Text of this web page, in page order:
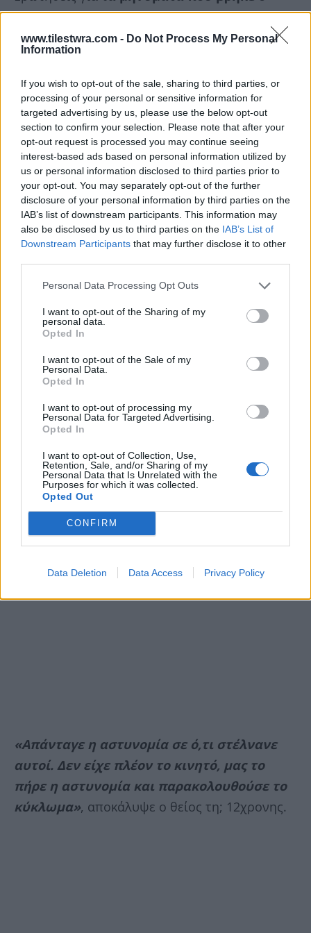
www.tilestwra.com - Do Not Process My Personal
Information
If you wish to opt-out of the sale, sharing to third parties, or
processing of your personal or sensitive information for
targeted advertising by us, please use the below opt-out
section to confirm your selection. Please note that after your
opt-out request is processed you may continue seeing
interest-based ads based on personal information utilized by
us or personal information disclosed to third parties prior to
your opt-out. You may separately opt-out of the further
disclosure of your personal information by third parties on the
IAB’s list of downstream participants. This information may
also be disclosed by us to third parties on the IAB’s List of
Downstream Participants that may further disclose it to other
Personal Data Processing Opt Outs
I want to opt-out of the Sharing of my
personal data.
Opted In
I want to opt-out of the Sale of my
Personal Data.
Opted In
I want to opt-out of processing my
Personal Data for Targeted Advertising.
Opted In
I want to opt-out of Collection, Use,
Retention, Sale, and/or Sharing of my
Personal Data that Is Unrelated with the
Purposes for which it was collected.
Opted Out
CONFIRM
Data Deletion Data Access Privacy Policy
ίδιος στο κινητό τηλέφωνο της 12χρονης,
απάντησε πως μεταξύ όσων είδε, είναι εκείνα
που έγραφαν
-Αγάπη μου…”,ότι στέλνουν σε μια μεγάλη
γυναίκα… “κανείς καλό σeξ;”. Μετά έστελνε
ένας παντρεμένος και μίλαγε και η γυναίκα του
μαζί! Το σηκώνω εγώ στο messenger, ακούω
μια γυναίκα. Λέει, “έλα, κορίτσι μου…”. Μόλις
ακούν εμένα, το έκλεισε κατευθείαν. Τους
απείλησα και αλλάξανε κατευθείαν… ανώμαλοι
όλοι».
Τις τρεις εβδομάδες που η αστυνομία
παρακολουθούσε τον 53χρονο, είχε ζητήσει
από την οικογένεια να μην εμφανίζεται
πουθενά. Το παιδί δεν πήγαινε στο μαγαζί του
12χρονη, το κινητό απαντούσε μια
αστυνομικός.
«Απάνταγε η αστυνομία σε ό,τι στέλνανε
αυτοί. Δεν είχε πλέον το κινητό, μας το
πήρε η αστυνομία και παρακολουθούσε το
κύκλωμα», αποκάλυψε ο θείος τη; 12χρονης.